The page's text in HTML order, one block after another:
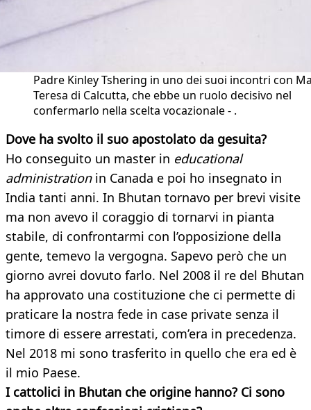
Padre Kinley Tshering in uno dei suoi incontri con
Teresa di Calcutta, che ebbe un ruolo decisivo nel
confermarlo nella scelta vocazionale - .
Dove ha svolto il suo apostolato da gesuita?
Ho conseguito un master in educational
administrationin Canada e poi ho insegnato in
India tanti anni. In Bhutan tornavo per brevi visite
ma non avevo il coraggio di tornarvi in pianta
stabile, di confrontarmi con l’opposizione della
gente, temevo la vergogna. Sapevo però che un
giorno avrei dovuto farlo. Nel 2008 il re del Bhutan
ha approvato una costituzione che ci permette di
praticare la nostra fede in case private senza il
timore di essere arrestati, com’era in precedenza.
Nel 2018 mi sono trasferito in quello che era ed è
il mio Paese.
I cattolici in Bhutan che origine hanno? Ci sono